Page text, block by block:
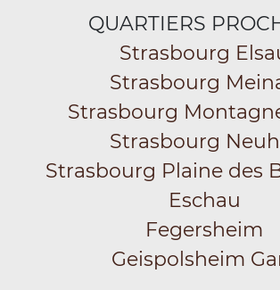
QUARTIERS
Strasbourg
Strasbourg
Strasbourg
Strasbourg
Strasbourg Plaine des
Eschau
Fegersheim
Geispolsheim